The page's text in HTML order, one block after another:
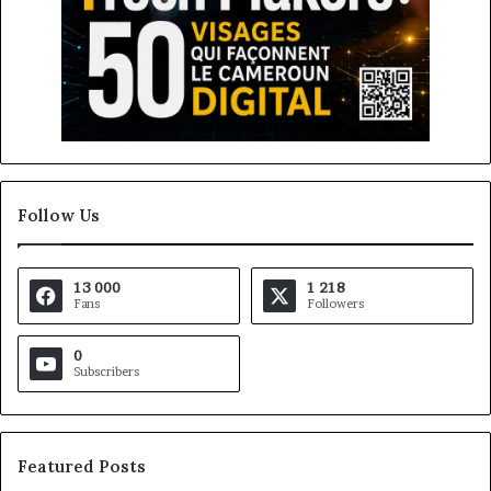
Follow Us
13 000
Fans
1 218
Followers
0
Subscribers
Featured Posts